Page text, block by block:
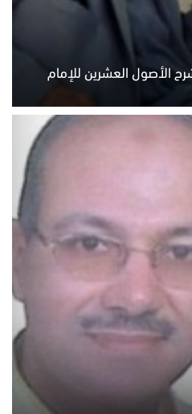
الأصول العشرين للإمام